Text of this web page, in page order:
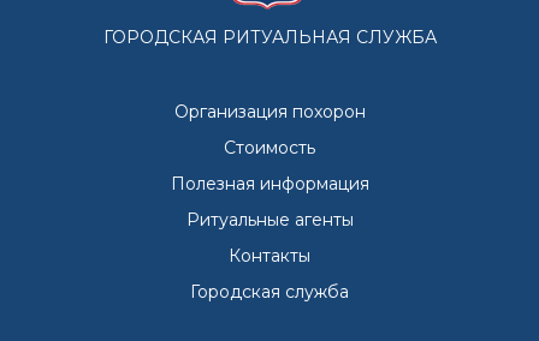
ГОРОДСКАЯ РИТУАЛЬНАЯ СЛУЖБА
Организация похорон
Стоимость
Полезная информация
Ритуальные агенты
Контакты
Городская служба